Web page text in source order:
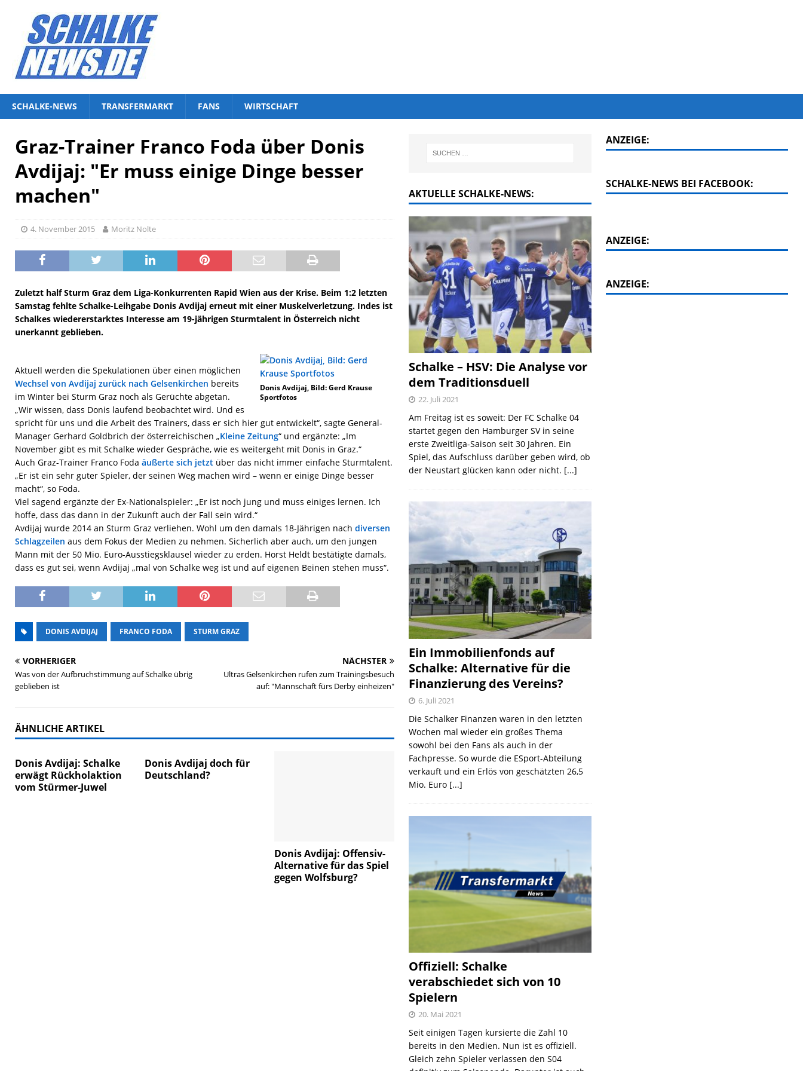
SCHALKE-NEWS TRANSFERMARKT FANS WIRTSCHAFT
Graz-Trainer Franco Foda über Donis
Avdijaj: "Er muss einige Dinge besser
machen"
4. November 2015 Moritz Nolte
Zuletzt half Sturm Graz dem Liga-Konkurrenten Rapid Wien aus der Krise. Beim 1:2 letzten
Samstag fehlte Schalke-Leihgabe Donis Avdijaj erneut mit einer Muskelverletzung. Indes ist
Schalkes wiedererstarktes Interesse am 19-jährigen Sturmtalent in Österreich nicht
unerkannt geblieben.
Donis Avdijaj, Bild: Gerd Krause
Sportfotos
Aktuell werden die Spekulationen über einen möglichen
Wechsel von Avdijaj zurück nach Gelsenkirchen bereits
im Winter bei Sturm Graz noch als Gerüchte abgetan.
„Wir wissen, dass Donis laufend beobachtet wird. Und es
spricht für uns und die Arbeit des Trainers, dass er sich hier gut entwickelt“, sagte General-
Manager Gerhard Goldbrich der österreichischen „Kleine Zeitung“ und ergänzte: „Im
November gibt es mit Schalke wieder Gespräche, wie es weitergeht mit Donis in Graz.“
Auch Graz-Trainer Franco Foda äußerte sich jetzt über das nicht immer einfache Sturmtalent.
„Er ist ein sehr guter Spieler, der seinen Weg machen wird – wenn er einige Dinge besser
macht“, so Foda.
Viel sagend ergänzte der Ex-Nationalspieler: „Er ist noch jung und muss einiges lernen. Ich
hoffe, dass das dann in der Zukunft auch der Fall sein wird.“
Avdijaj wurde 2014 an Sturm Graz verliehen. Wohl um den damals 18-Jährigen nach diversen
Schlagzeilen aus dem Fokus der Medien zu nehmen. Sicherlich aber auch, um den jungen
Mann mit der 50 Mio. Euro-Ausstiegsklausel wieder zu erden. Horst Heldt bestätigte damals,
dass es gut sei, wenn Avdijaj „mal von Schalke weg ist und auf eigenen Beinen stehen muss“.
DONIS AVDIJAJ FRANCO FODA STURM GRAZ
VORHERIGER
Was von der Aufbruchstimmung auf Schalke übrig
geblieben ist
NÄCHSTER
Ultras Gelsenkirchen rufen zum Trainingsbesuch
auf: "Mannschaft fürs Derby einheizen"
ÄHNLICHE ARTIKEL
Donis Avdijaj: Schalke
erwägt Rückholaktion
vom Stürmer-Juwel
Donis Avdijaj doch für
Deutschland?
Donis Avdijaj: Offensiv-
Alternative für das Spiel
gegen Wolfsburg?
AKTUELLE SCHALKE-NEWS:
Schalke – HSV: Die Analyse vor
dem Traditionsduell
22. Juli 2021
Am Freitag ist es soweit: Der FC Schalke 04
startet gegen den Hamburger SV in seine
erste Zweitliga-Saison seit 30 Jahren. Ein
Spiel, das Aufschluss darüber geben wird, ob
der Neustart glücken kann oder nicht. [...]
Ein Immobilienfonds auf
Schalke: Alternative für die
Finanzierung des Vereins?
6. Juli 2021
Die Schalker Finanzen waren in den letzten
Wochen mal wieder ein großes Thema
sowohl bei den Fans als auch in der
Fachpresse. So wurde die ESport-Abteilung
verkauft und ein Erlös von geschätzten 26,5
Mio. Euro [...]
Offiziell: Schalke
verabschiedet sich von 10
Spielern
20. Mai 2021
Seit einigen Tagen kursierte die Zahl 10
bereits in den Medien. Nun ist es offiziell.
Gleich zehn Spieler verlassen den S04
ANZEIGE:
SCHALKE-NEWS BEI FACEBOOK:
ANZEIGE:
ANZEIGE: